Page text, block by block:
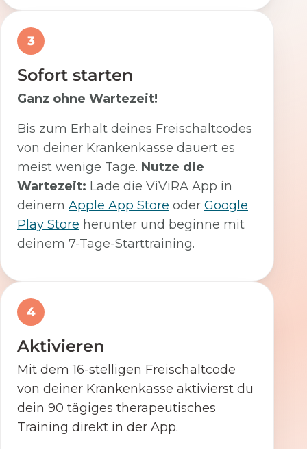
3
Sofort starten
Ganz ohne Wartezeit!
Bis zum Erhalt deines Freischaltcodes
von deiner Krankenkasse dauert es
meist wenige Tage. Nutze die
Wartezeit: Lade die ViViRA App in
deinem Apple App Store oder Google
Play Store herunter und beginne mit
deinem 7-Tage-Starttraining.
4
Aktivieren
Mit dem 16-stelligen Freischaltcode
von deiner Krankenkasse aktivierst du
dein 90 tägiges therapeutisches
Training direkt in der App.